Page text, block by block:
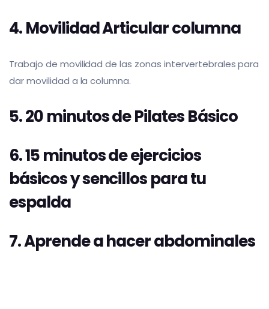
4. Movilidad Articular columna
Trabajo de movilidad de las zonas intervertebrales para
dar movilidad a la columna.
5. 20 minutos de Pilates Básico
6. 15 minutos de ejercicios
básicos y sencillos para tu
espalda
7. Aprende a hacer abdominales